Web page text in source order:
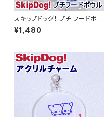
スキップドッグ！ プチ フードボウ
ル 犬 陶器 チワワ 小型犬 子犬
国産 フード皿 電子レンジ 食洗
¥1,480